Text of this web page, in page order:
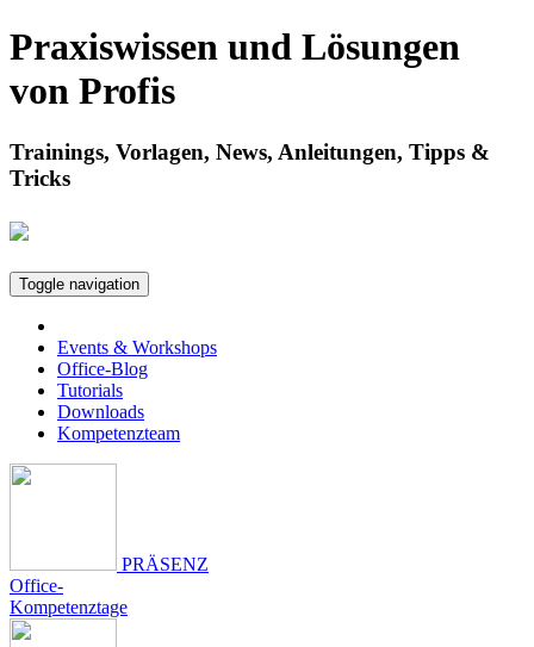
Praxiswissen und Lösungen
von Profis
Trainings, Vorlagen, News, Anleitungen, Tipps &
Tricks
Toggle navigation
Events & Workshops
Office-Blog
Tutorials
Downloads
Kompetenzteam
PRÄSENZ
Office-
Kompetenztage